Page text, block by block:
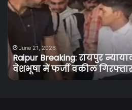
न्यायालय
के
वेशभूषा
फर्जी
वकील
June 21, 2026
Raipur Breaking: रायपुर
वेशभूषा में फर्जी वकील